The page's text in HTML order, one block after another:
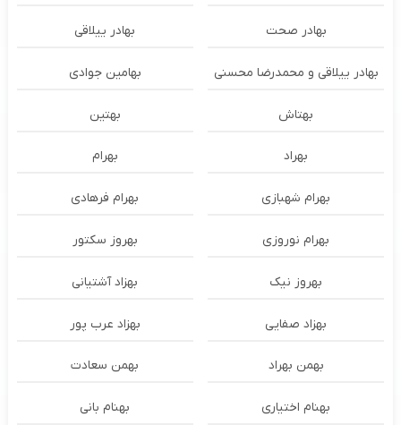
بهادر صحت بهادر ییلاقی
بهادر ییلاقی و محمدرضا محسنی بهامین جوادی
بهتاش بهتین
بهراد بهرام
بهرام شهبازی بهرام فرهادی
بهرام نوروزی بهروز سکتور
بهروز نیک بهزاد آشتیانی
بهزاد صفایی بهزاد عرب پور
بهمن بهراد بهمن سعادت
بهنام اختیاری بهنام بانی